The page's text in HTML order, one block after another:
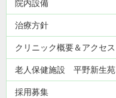
院内設備
治療方針
クリニック概要＆アクセス
老人保健施設 平野新生苑
採用募集